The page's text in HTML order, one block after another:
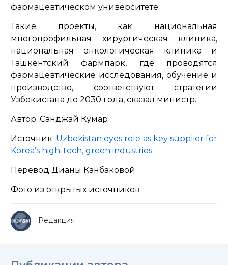
фармацевтическом университете.
Такие проекты, как национальная
многопрофильная хирургическая клиника,
национальная онкологическая клиника и
Ташкентский фармпарк, где проводятся
фармацевтические исследования, обучение и
производство, соответствуют стратегии
Узбекистана до 2030 года, сказал министр.
Автор: Санджай Кумар
Источник: Uzbekistan eyes role as key supplier for
Korea’s high-tech, green industries
Перевод Дианы Канбаковой
Фото из открытых источников
Редакция